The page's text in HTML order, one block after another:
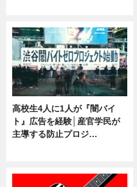
高校生4人に1人が『闇バイ
ト』広告を経験│産官学民が
主導する防止プロジ…